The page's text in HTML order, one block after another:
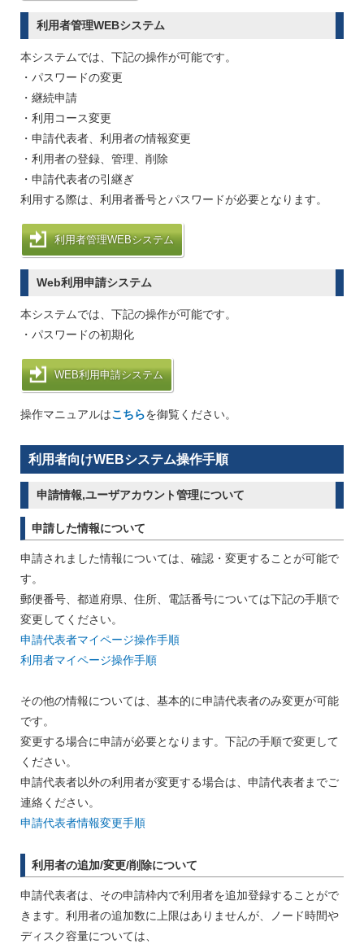
利用者管理WEBシステム
本システムでは、下記の操作が可能です。
・パスワードの変更
・継続申請
・利用コース変更
・申請代表者、利用者の情報変更
・利用者の登録、管理、削除
・申請代表者の引継ぎ
利用する際は、利用者番号とパスワードが必要となります。
利用者管理WEBシステム
Web利用申請システム
本システムでは、下記の操作が可能です。
・パスワードの初期化
WEB利用申請システム
操作マニュアルはこちらを御覧ください。
利用者向けWEBシステム操作手順
申請情報,ユーザアカウント管理について
申請した情報について
申請されました情報については、確認・変更することが可能で
す。
郵便番号、都道府県、住所、電話番号については下記の手順で
変更してください。
申請代表者マイページ操作手順
利用者マイページ操作手順
その他の情報については、基本的に申請代表者のみ変更が可能
です。
変更する場合に申請が必要となります。下記の手順で変更して
ください。
申請代表者以外の利用者が変更する場合は、申請代表者までご
連絡ください。
申請代表者情報変更手順
利用者の追加/変更/削除について
申請代表者は、その申請枠内で利用者を追加登録することがで
きます。利用者の追加数に上限はありませんが、ノード時間や
ディスク容量については、